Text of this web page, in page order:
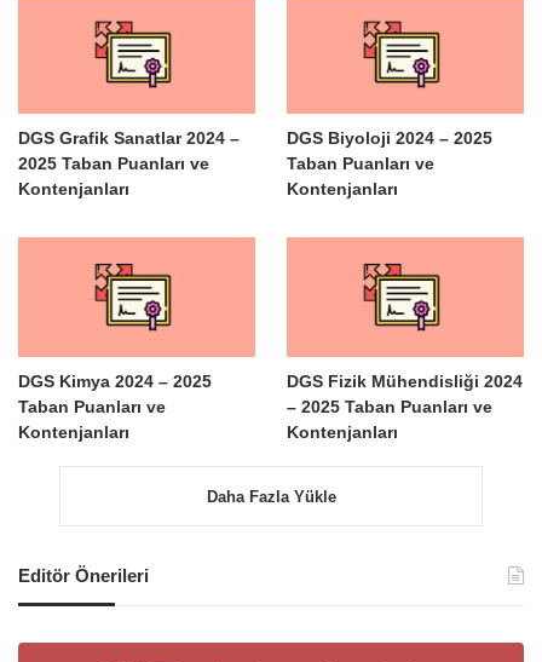
DGS Grafik Sanatlar 2024 –
2025 Taban Puanları ve
Kontenjanları
DGS Biyoloji 2024 – 2025
Taban Puanları ve
Kontenjanları
DGS Kimya 2024 – 2025
Taban Puanları ve
Kontenjanları
DGS Fizik Mühendisliği 2024
– 2025 Taban Puanları ve
Kontenjanları
Daha Fazla Yükle
Editör Önerileri